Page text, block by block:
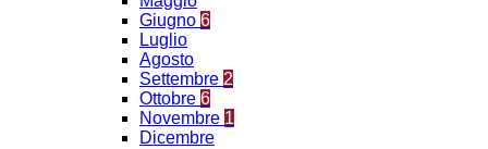
Giugno 6
Luglio
Agosto
Settembre 2
Ottobre 6
Novembre 1
Dicembre